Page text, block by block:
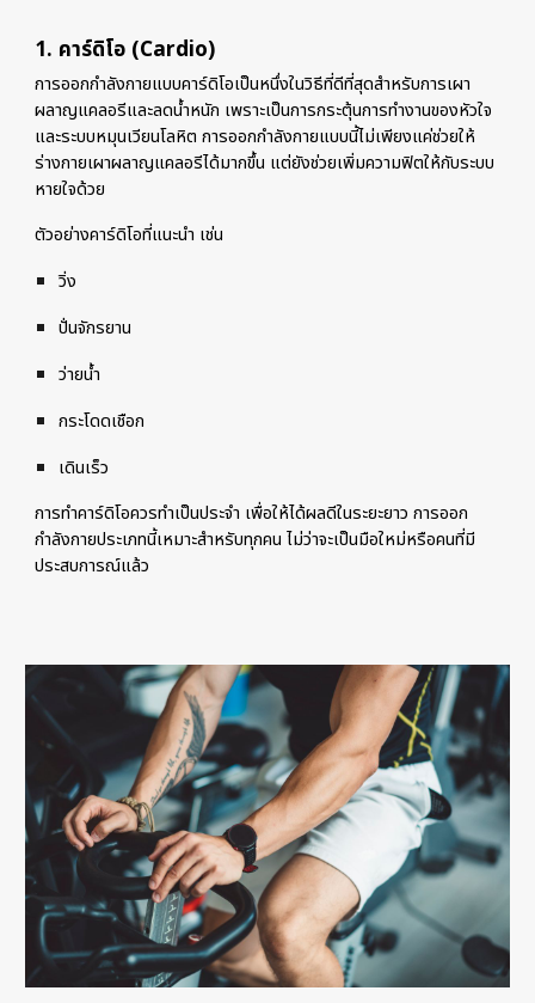
1. คาร์ดิโอ (Cardio)
การออกกำลังกายแบบคาร์ดิโอเป็นหนึ่งในวิธีที่ดีที่สุดสำหรับการเผา
ผลาญแคลอรีและลดน้ำหนัก เพราะเป็นการกระตุ้นการทำงานของหัวใจ
และระบบหมุนเวียนโลหิต การออกกำลังกายแบบนี้ไม่เพียงแค่ช่วยให้
ร่างกายเผาผลาญแคลอรีได้มากขึ้น แต่ยังช่วยเพิ่มความฟิตให้กับระบบ
หายใจด้วย
ตัวอย่างคาร์ดิโอที่แนะนำ เช่น
วิ่ง
ปั่นจักรยาน
ว่ายน้ำ
กระโดดเชือก
เดินเร็ว
การทำคาร์ดิโอควรทำเป็นประจำ เพื่อให้ได้ผลดีในระยะยาว การออก
กำลังกายประเภทนี้เหมาะสำหรับทุกคน ไม่ว่าจะเป็นมือใหม่หรือคนที่มี
ประสบการณ์แล้ว